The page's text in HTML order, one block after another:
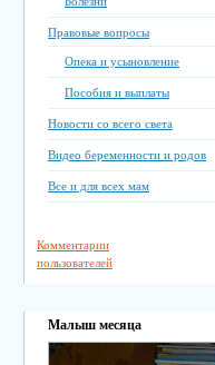
Правовые вопросы
Опека и усыновление
Пособия и выплаты
Новости со всего света
Видео беременности и родов
Все и для всех мам
Комментарии
пользователей
Малыш месяца